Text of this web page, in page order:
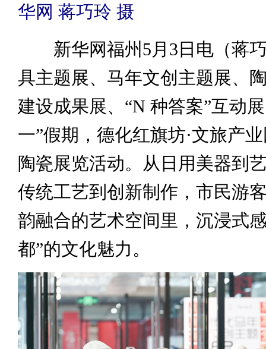
华网 蒋巧玲 摄
新华网福州5月3日电（蒋巧
具主题展、马年文创主题展、
建设成果展、“N 种答案”互动
一”假期，德化红旗坊·文旅产
陶瓷展览活动。从日用美器到
传统工艺到创新制作，市民游
韵融合的艺术空间里，沉浸式
都”的文化魅力。